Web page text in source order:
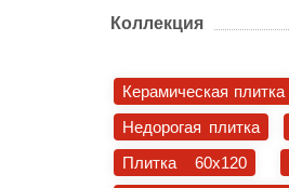
Коллекция
Керамическая плитка
Недорогая плитка
Плитка 60x120